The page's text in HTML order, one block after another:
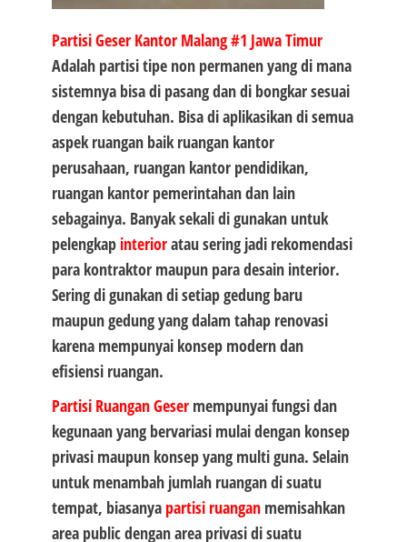
Partisi Geser Kantor Malang #1 Jawa Timur
Adalah partisi tipe non permanen yang di mana
sistemnya bisa di pasang dan di bongkar sesuai
dengan kebutuhan. Bisa di aplikasikan di semua
aspek ruangan baik ruangan kantor
perusahaan, ruangan kantor pendidikan,
ruangan kantor pemerintahan dan lain
sebagainya. Banyak sekali di gunakan untuk
pelengkapinterioratau sering jadi rekomendasi
para kontraktor maupun para desain interior.
Sering di gunakan di setiap gedung baru
maupun gedung yang dalam tahap renovasi
karena mempunyai konsep modern dan
efisiensi ruangan.
Partisi Ruangan Geser mempunyai fungsi dan
kegunaan yang bervariasi mulai dengan konsep
privasi maupun konsep yang multi guna. Selain
untuk menambah jumlah ruangan di suatu
tempat, biasanya partisi ruanganmemisahkan
area public dengan area privasi di suatu